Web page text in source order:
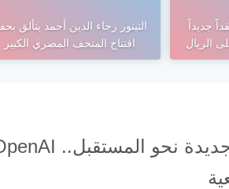
جديداً
الريال
التينور رجاء الدين أحمد يتألق
افتتاح المتحف المصري الكبير